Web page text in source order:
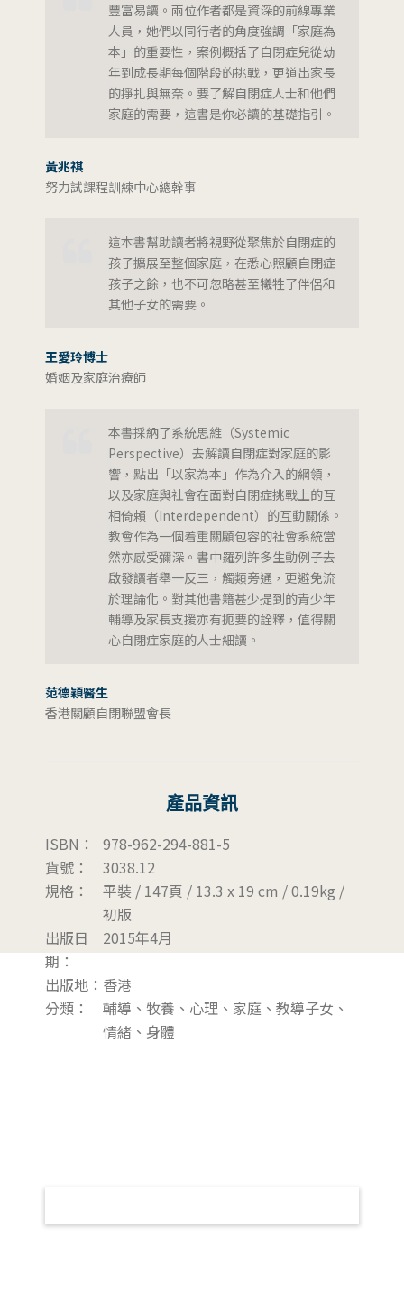
豐富易讀。兩位作者都是資深的前線專業
人員，她們以同行者的角度強調「家庭為
本」的重要性，案例概括了自閉症兒從幼
年到成長期每個階段的挑戰，更道出家長
的掙扎與無奈。要了解自閉症人士和他們
家庭的需要，這書是你必讀的基礎指引。
黃兆祺
努力試課程訓練中心總幹事
這本書幫助讀者將視野從聚焦於自閉症的
孩子擴展至整個家庭，在悉心照顧自閉症
孩子之餘，也不可忽略甚至犧牲了伴侶和
其他子女的需要。
王愛玲博士
婚姻及家庭治療師
本書採納了系統思維（Systemic
Perspective）去解讀自閉症對家庭的影
響，點出「以家為本」作為介入的綱領，
以及家庭與社會在面對自閉症挑戰上的互
相倚賴（Interdependent）的互動關係。
教會作為一個着重關顧包容的社會系統當
然亦感受彌深。書中羅列許多生動例子去
啟發讀者舉一反三，觸類旁通，更避免流
於理論化。對其他書籍甚少提到的青少年
輔導及家長支援亦有扼要的詮釋，值得關
心自閉症家庭的人士細讀。
范德穎醫生
香港關顧自閉聯盟會長
產品資訊
ISBN：
978-962-294-881-5
貨號：
3038.12
規格：
平裝 / 147頁 / 13.3 x 19 cm / 0.19kg /
初版
出版日
期：
2015年4月
出版地： 香港
分類：
輔導、牧養、心理、家庭、教導子女、
情緒、身體